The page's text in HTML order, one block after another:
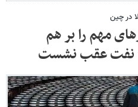
در چین
مهم را بر هم
نفت عقب نشست